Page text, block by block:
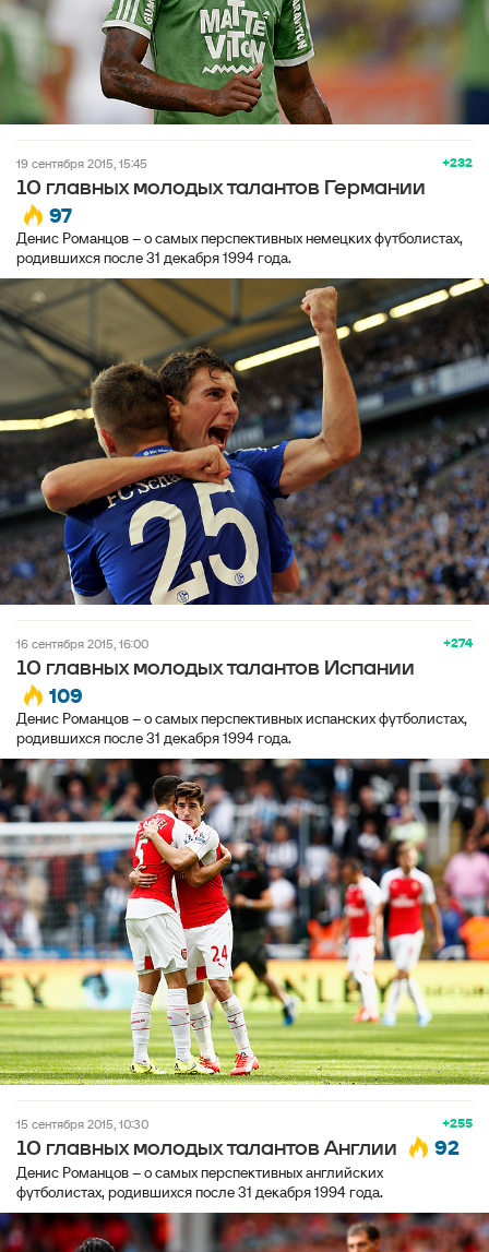
+232
19 сентября 2015, 15:45
10 главных молодых талантов Германии
97
Денис Романцов – о самых перспективных немецких футболистах,
родившихся после 31 декабря 1994 года.
+274
16 сентября 2015, 16:00
10 главных молодых талантов Испании
109
Денис Романцов – о самых перспективных испанских футболистах,
родившихся после 31 декабря 1994 года.
+255
15 сентября 2015, 10:30
10 главных молодых талантов Англии 92
Денис Романцов – о самых перспективных английских
футболистах, родившихся после 31 декабря 1994 года.